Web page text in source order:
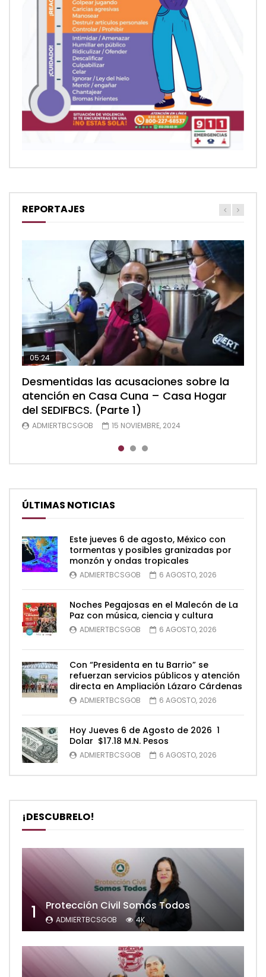
REPORTAJES
05:24
Desmentidas las acusaciones sobre la
atención en Casa Cuna – Casa Hogar
del SEDIFBCS. (Parte 1)
ADMIERTBCSGOB 15 NOVIEMBRE, 2024
04:28
Desmentidas las acusaciones sobre la
atención en Casa Cuna – Casa Hogar
del SEDIFBCS. (Parte 2)
ADMIERTBCSGOB 15 NOVIEMBRE, 2024
05:48
Desmentidas las acusaciones sobre la
atención en Casa Cuna – Casa Hogar
del SEDIFBCS (Parte 3)
ADMIERTBCSGOB 15 NOVIEMBRE, 2024
ÚLTIMAS NOTICIAS
Este jueves 6 de agosto, México con
tormentas y posibles granizadas por
monzón y ondas tropicales
ADMIERTBCSGOB 6 AGOSTO, 2026
Noches Pegajosas en el Malecón de La
Paz con música, ciencia y cultura
ADMIERTBCSGOB 6 AGOSTO, 2026
Con “Presidenta en tu Barrio” se
refuerzan servicios públicos y atención
directa en Ampliación Lázaro Cárdenas
ADMIERTBCSGOB 6 AGOSTO, 2026
Hoy Jueves 6 de Agosto de 2026 1
Dolar $17.18 M.N. Pesos
ADMIERTBCSGOB 6 AGOSTO, 2026
¡DESCUBRELO!
1 Protección Civil Somos Todos
ADMIERTBCSGOB 4K